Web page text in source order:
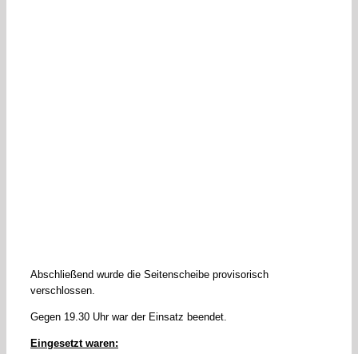
Abschließend wurde die Seitenscheibe provisorisch
verschlossen.
Gegen 19.30 Uhr war der Einsatz beendet.
Eingesetzt waren: